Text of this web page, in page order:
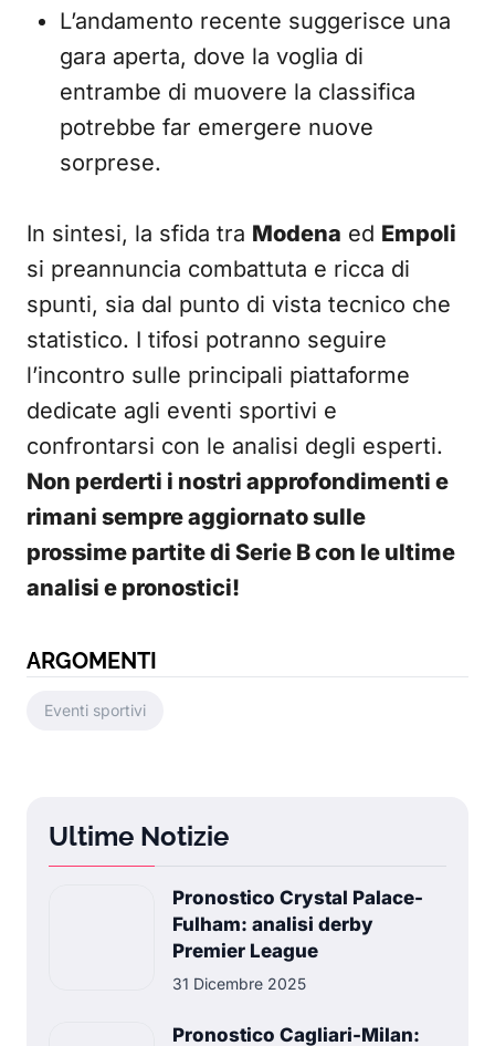
L’andamento recente suggerisce una
gara aperta, dove la voglia di
entrambe di muovere la classifica
potrebbe far emergere nuove
sorprese.
In sintesi, la sfida tra Modena ed Empoli
si preannuncia combattuta e ricca di
spunti, sia dal punto di vista tecnico che
statistico. I tifosi potranno seguire
l’incontro sulle principali piattaforme
dedicate agli eventi sportivi e
confrontarsi con le analisi degli esperti.
Non perderti i nostri approfondimenti e
rimani sempre aggiornato sulle
prossime partite di Serie B con le ultime
analisi e pronostici!
ARGOMENTI
Eventi sportivi
Ultime Notizie
Pronostico Crystal Palace-
Fulham: analisi derby
Premier League
31 Dicembre 2025
Pronostico Cagliari-Milan: